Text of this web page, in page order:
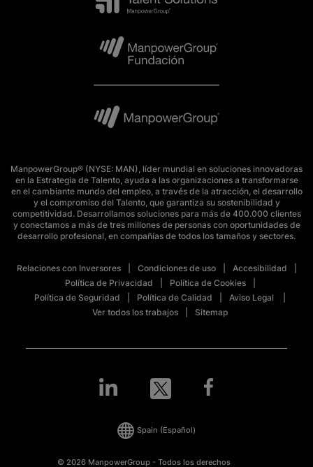
ManpowerGroup® (NYSE: MAN), líder mundial en soluciones innovadoras
en la Estrategia de Talento, ayuda a las organizaciones a transformarse
en el cambiante mundo del empleo, a través de la atracción, el desarrollo
y el compromiso del Talento, que garantiza su sostenibilidad y
competitividad. Desarrollamos soluciones para más de 400.000 clientes
y conectamos a más de tres millones de personas con oportunidades de
desarrollo profesional, en compañías de todos los tamaños y sectores.
Relaciones con Inversores Condiciones de uso
Accesibilidad
Política de Privacidad
Política de Cookies
Política de Seguridad
Política de Calidad
Aviso Legal
Ver todos los trabajos
Sitemap
© 2026 ManpowerGroup - Todos los derechos
Spain (Español)